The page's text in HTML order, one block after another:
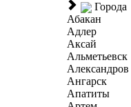
Города
Абакан
Адлер
Аксай
Альметьевск
Александров
Ангарск
Апатиты